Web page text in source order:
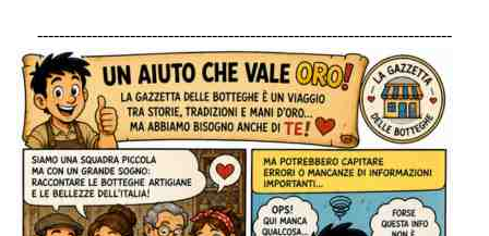
----------------------------------------------------------------------------